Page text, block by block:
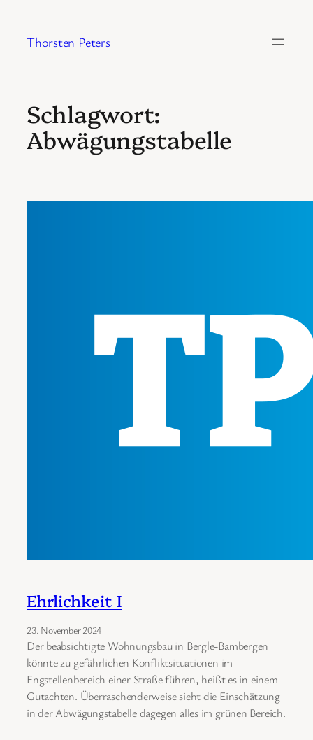
springen
Thorsten Peters
Schlagwort:
Abwägungstabelle
Ehrlichkeit I
23. November 2024
Der beabsichtigte Wohnungsbau in Bergle-Bambergen
könnte zu gefährlichen Konfliktsituationen im
Engstellenbereich einer Straße führen, heißt es in einem
Gutachten. Überraschenderweise sieht die Einschätzung
in der Abwägungstabelle dagegen alles im grünen Bereich.